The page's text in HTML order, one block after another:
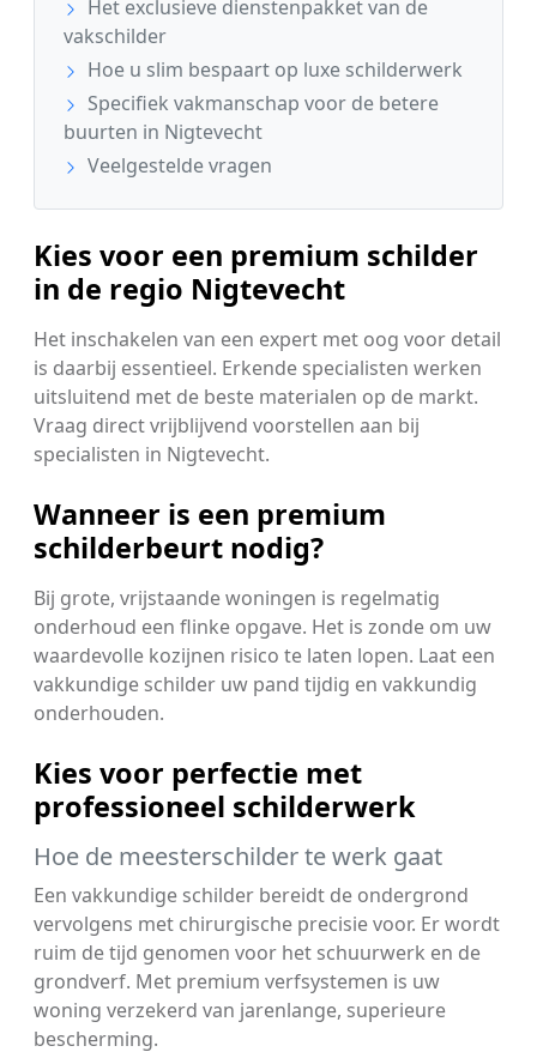
Het exclusieve dienstenpakket van de
vakschilder
Hoe u slim bespaart op luxe schilderwerk
Specifiek vakmanschap voor de betere
buurten in Nigtevecht
Veelgestelde vragen
Kies voor een premium schilder
in de regio Nigtevecht
Het inschakelen van een expert met oog voor detail
is daarbij essentieel. Erkende specialisten werken
uitsluitend met de beste materialen op de markt.
Vraag direct vrijblijvend voorstellen aan bij
specialisten in Nigtevecht.
Wanneer is een premium
schilderbeurt nodig?
Bij grote, vrijstaande woningen is regelmatig
onderhoud een flinke opgave. Het is zonde om uw
waardevolle kozijnen risico te laten lopen. Laat een
vakkundige schilder uw pand tijdig en vakkundig
onderhouden.
Kies voor perfectie met
professioneel schilderwerk
Hoe de meesterschilder te werk gaat
Een vakkundige schilder bereidt de ondergrond
vervolgens met chirurgische precisie voor. Er wordt
ruim de tijd genomen voor het schuurwerk en de
grondverf. Met premium verfsystemen is uw
woning verzekerd van jarenlange, superieure
bescherming.